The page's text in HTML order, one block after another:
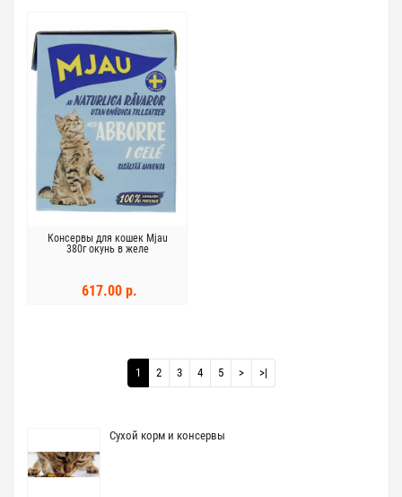
Консервы для кошек Mjau
380г окунь в желе
617.00 р.
1 2 3 4 5 > >|
Сухой корм и консервы